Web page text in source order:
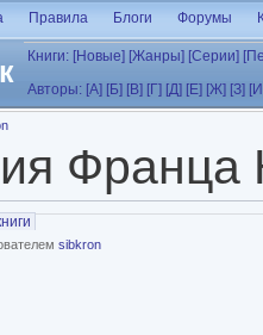
Правила Блоги Форумы
Книги: [Новые] [Жанры] [Серии]
Авторы: [А] [Б] [В] [Г] [Д] [Е] [Ж] [З]
Франца
sibkron